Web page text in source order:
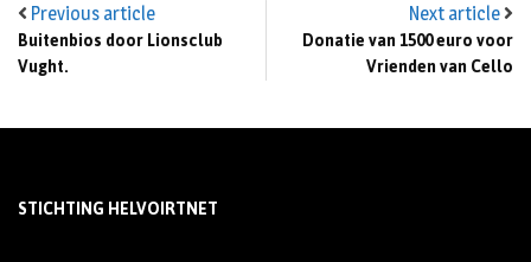
Previous article
Buitenbios door Lionsclub
Vught.
Next article
Donatie van 1500 euro voor
Vrienden van Cello
STICHTING HELVOIRTNET